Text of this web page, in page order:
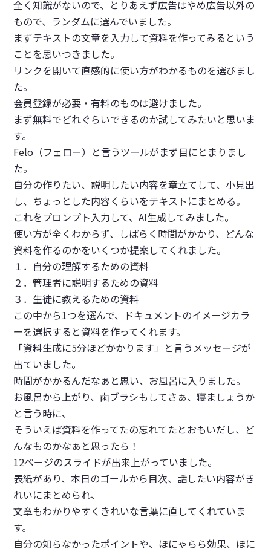
全く知識がないので、とりあえず広告はやめ広告以外の
もので、ランダムに選んでいました。
まずテキストの文章を入力して資料を作ってみるという
ことを思いつきました。
リンクを開いて直感的に使い方がわかるものを選びまし
た。
会員登録が必要・有料のものは避けました。
まず無料でどれぐらいできるのか試してみたいと思いま
す。
Felo（フェロー）と言うツールがまず目にとまりまし
た。
自分の作りたい、説明したい内容を章立てして、小見出
し、ちょっとした内容くらいをテキストにまとめる。
これをプロンプト入力して、AI生成してみました。
使い方が全くわからず、しばらく時間がかかり、どんな
資料を作るのかをいくつか提案してくれました。
１．自分の理解するための資料
２．管理者に説明するための資料
３．生徒に教えるための資料
この中から1つを選んで、ドキュメントのイメージカラ
ーを選択すると資料を作ってくれます。
「資料生成に5分ほどかかります」と言うメッセージが
出ていました。
時間がかかるんだなぁと思い、お風呂に入りました。
お風呂から上がり、歯ブラシもしてさぁ、寝ましょうか
と言う時に、
そういえば資料を作ってたの忘れてたとおもいだし、ど
んなものかなぁと思ったら！
12ページのスライドが出来上がっていました。
表紙があり、本日のゴールから目次、話したい内容がき
れいにまとめられ、
文章もわかりやすくきれいな言葉に直してくれていま
す。
自分の知らなかったポイントや、ほにゃらら効果、ほに